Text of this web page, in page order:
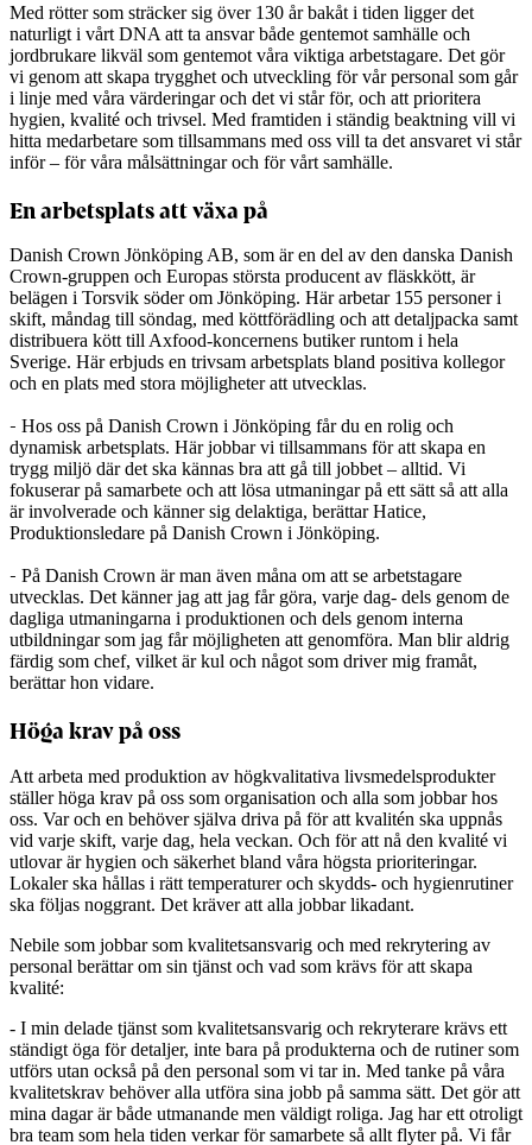
Med rötter som sträcker sig över 130 år bakåt i tiden ligger det
naturligt i vårt DNA att ta ansvar både gentemot samhälle och
jordbrukare likväl som gentemot våra viktiga arbetstagare. Det gör
vi genom att skapa trygghet och utveckling för vår personal som går
i linje med våra värderingar och det vi står för, och att prioritera
hygien, kvalité och trivsel. Med framtiden i ständig beaktning vill vi
hitta medarbetare som tillsammans med oss vill ta det ansvaret vi står
inför – för våra målsättningar och för vårt samhälle.
En arbetsplats att växa på
Danish Crown Jönköping AB, som är en del av den danska Danish
Crown-gruppen och Europas största producent av fläskkött, är
belägen i Torsvik söder om Jönköping. Här arbetar 155 personer i
skift, måndag till söndag, med köttförädling och att detaljpacka samt
distribuera kött till Axfood-koncernens butiker runtom i hela
Sverige. Här erbjuds en trivsam arbetsplats bland positiva kollegor
och en plats med stora möjligheter att utvecklas.
- Hos oss på Danish Crown i Jönköping får du en rolig och
dynamisk arbetsplats. Här jobbar vi tillsammans för att skapa en
trygg miljö där det ska kännas bra att gå till jobbet – alltid. Vi
fokuserar på samarbete och att lösa utmaningar på ett sätt så att alla
är involverade och känner sig delaktiga, berättar Hatice,
Produktionsledare på Danish Crown i Jönköping.
- På Danish Crown är man även måna om att se arbetstagare
utvecklas. Det känner jag att jag får göra, varje dag- dels genom de
dagliga utmaningarna i produktionen och dels genom interna
utbildningar som jag får möjligheten att genomföra. Man blir aldrig
färdig som chef, vilket är kul och något som driver mig framåt,
berättar hon vidare.
Höga krav på oss
Att arbeta med produktion av högkvalitativa livsmedelsprodukter
ställer höga krav på oss som organisation och alla som jobbar hos
oss. Var och en behöver själva driva på för att kvalitén ska uppnås
vid varje skift, varje dag, hela veckan. Och för att nå den kvalité vi
utlovar är hygien och säkerhet bland våra högsta prioriteringar.
Lokaler ska hållas i rätt temperaturer och skydds- och hygienrutiner
ska följas noggrant. Det kräver att alla jobbar likadant.
Nebile som jobbar som kvalitetsansvarig och med rekrytering av
personal berättar om sin tjänst och vad som krävs för att skapa
kvalité:
- I min delade tjänst som kvalitetsansvarig och rekryterare krävs ett
ständigt öga för detaljer, inte bara på produkterna och de rutiner som
utförs utan också på den personal som vi tar in. Med tanke på våra
kvalitetskrav behöver alla utföra sina jobb på samma sätt. Det gör att
mina dagar är både utmanande men väldigt roliga. Jag har ett otroligt
bra team som hela tiden verkar för samarbete så allt flyter på. Vi får